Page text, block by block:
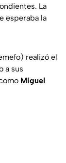
La
esperaba la
realizó el
a sus
Miguel